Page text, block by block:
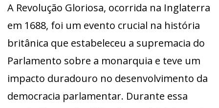
A Revolução Gloriosa, ocorrida na Inglaterra
em 1688, foi um evento crucial na história
britânica que estabeleceu a supremacia do
Parlamento sobre a monarquia e teve um
impacto duradouro no desenvolvimento da
democracia parlamentar. Durante essa